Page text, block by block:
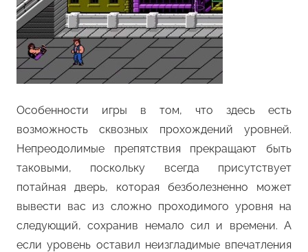
Особенности игры в том, что здесь есть
возможность сквозных прохождений уровней.
Непреодолимые препятствия прекращают быть
таковыми, поскольку всегда присутствует
потайная дверь, которая безболезненно может
вывести вас из сложно проходимого уровня на
следующий, сохранив немало сил и времени. А
если уровень оставил неизгладимые впечатления